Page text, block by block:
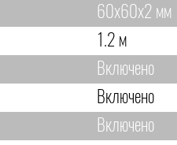
60х60х2 мм
1.2 м
Включено
Включено
Включено